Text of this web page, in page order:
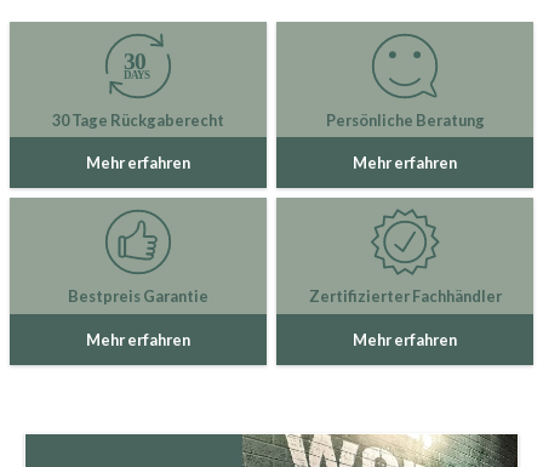
30 Tage Rückgaberecht
Mehr erfahren
Persönliche Beratung
Mehr erfahren
Bestpreis Garantie
Mehr erfahren
Zertifizierter Fachhändler
Mehr erfahren